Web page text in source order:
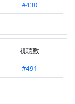
#861
#726
#751
#966
#430
#699
#778
視聴数
#491